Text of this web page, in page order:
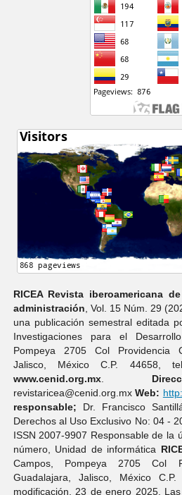
RICEA Revista iberoamericana
administración , Vol. 15 Núm. 29
una publicación semestral editada
Investigaciones para el
Pompeya 2705 Col Providencia
Jalisco, México C.P. 44658,
www.cenid.org.mx.
revistaricea@cenid.org.mxWeb:
responsable; Dr. Francisco
Derechos al Uso Exclusivo No: 04 -
ISSN 2007-9907 Responsable de la
número, Unidad de informática
Campos, Pompeya 2705 Col
Guadalajara, Jalisco, México
modificación, 23 de enero 2025.